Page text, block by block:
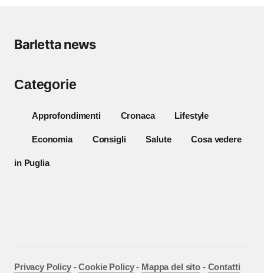
Barletta news
Categorie
Approfondimenti Cronaca Lifestyle
Economia Consigli Salute Cosa vedere
in Puglia
Privacy Policy-Cookie Policy- Mappa del sito - Contatti